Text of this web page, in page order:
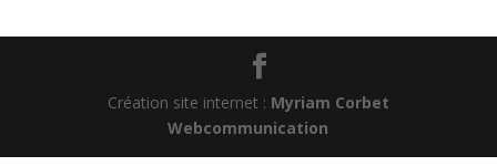
Création site internet : Myriam Corbet
Webcommunication